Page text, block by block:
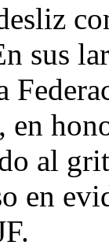
sus
en
al
en